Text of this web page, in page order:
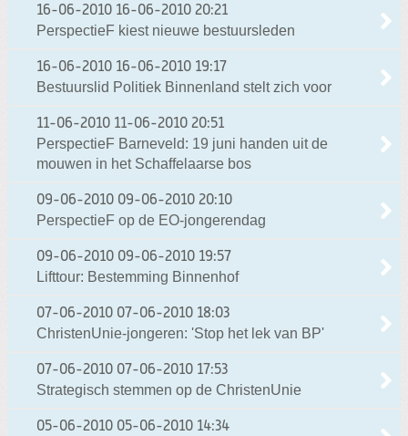
16-06-2010 16-06-2010 20:21
PerspectieF kiest nieuwe bestuursleden
16-06-2010 16-06-2010 19:17
Bestuurslid Politiek Binnenland stelt zich voor
11-06-2010 11-06-2010 20:51
PerspectieF Barneveld: 19 juni handen uit de
mouwen in het Schaffelaarse bos
09-06-2010 09-06-2010 20:10
PerspectieF op de EO-jongerendag
09-06-2010 09-06-2010 19:57
Lifttour: Bestemming Binnenhof
07-06-2010 07-06-2010 18:03
ChristenUnie-jongeren: 'Stop het lek van BP'
07-06-2010 07-06-2010 17:53
Strategisch stemmen op de ChristenUnie
05-06-2010 05-06-2010 14:34